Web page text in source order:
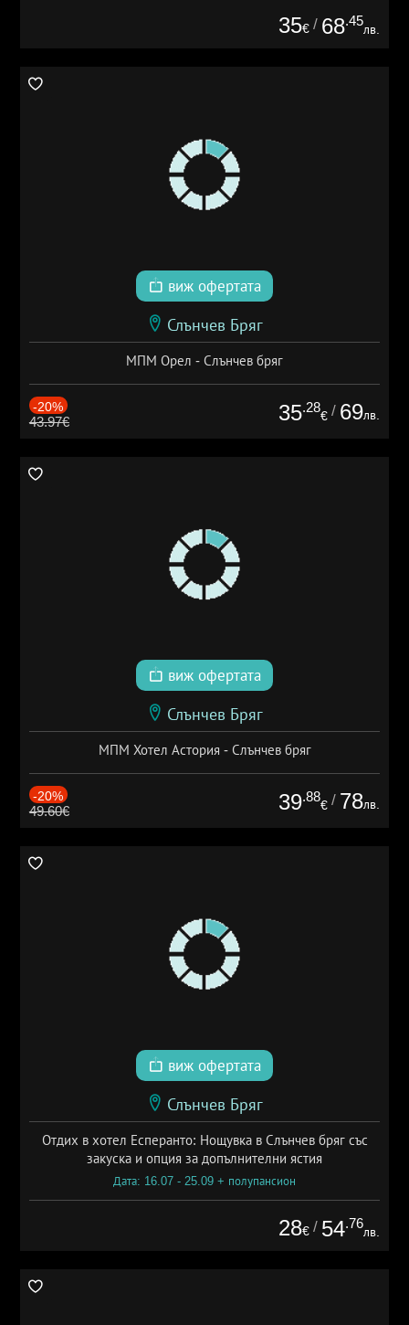
35€ / 68.45
лв.
виж офертата
Слънчев Бряг
МПМ Орел - Слънчев бряг
-20%
43.97€ 35.28
€ / 69лв.
виж офертата
Слънчев Бряг
МПМ Хотел Астория - Слънчев бряг
-20%
49.60€ 39.88
€ / 78лв.
виж офертата
Слънчев Бряг
Отдих в хотел Есперанто: Нощувка в Слънчев бряг със
закуска и опция за допълнителни ястия
Дата: 16.07 - 25.09 + полупансион
28€ / 54.76
лв.